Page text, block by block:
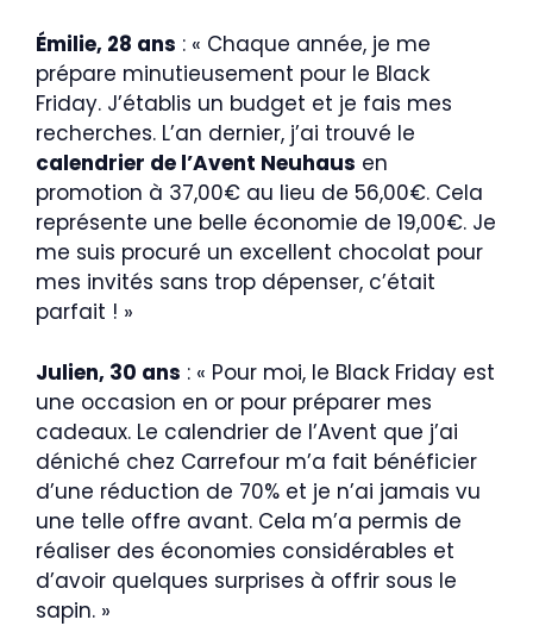
Émilie, 28 ans : « Chaque année, je me
prépare minutieusement pour le Black
Friday. J’établis un budget et je fais mes
recherches. L’an dernier, j’ai trouvé le
calendrier de l’Avent Neuhaus en
promotion à 37,00€ au lieu de 56,00€. Cela
représente une belle économie de 19,00€. Je
me suis procuré un excellent chocolat pour
mes invités sans trop dépenser, c’était
parfait ! »
Julien, 30 ans : « Pour moi, le Black Friday est
une occasion en or pour préparer mes
cadeaux. Le calendrier de l’Avent que j’ai
déniché chez Carrefour m’a fait bénéficier
d’une réduction de 70% et je n’ai jamais vu
une telle offre avant. Cela m’a permis de
réaliser des économies considérables et
d’avoir quelques surprises à offrir sous le
sapin. »